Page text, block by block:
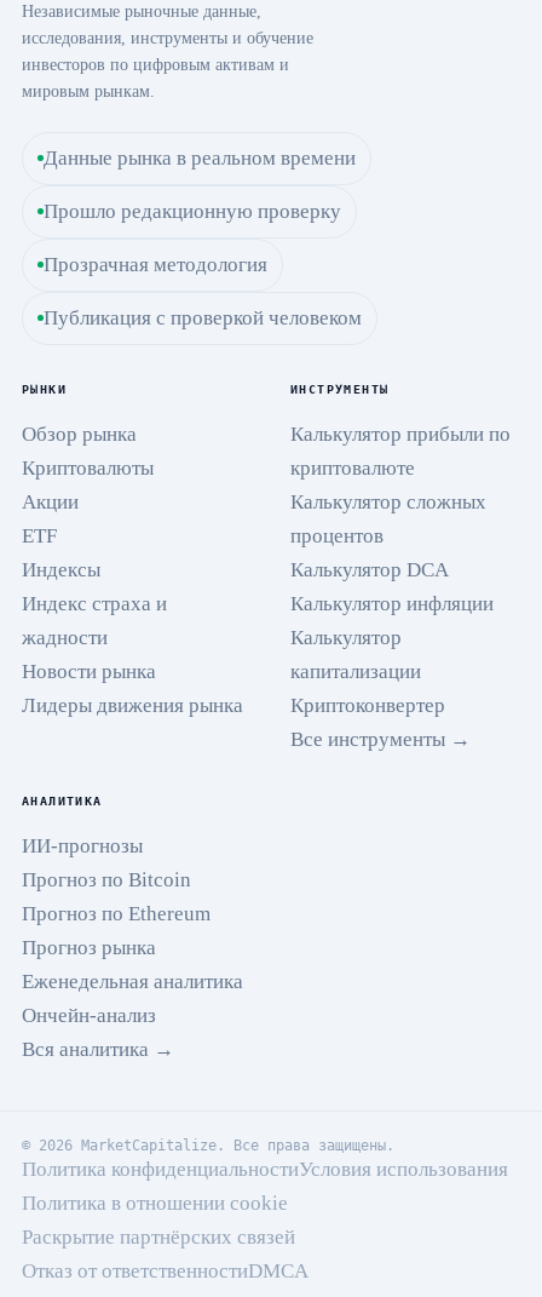
Независимые рыночные данные,
исследования, инструменты и обучение
инвесторов по цифровым активам и
мировым рынкам.
Данные рынка в реальном времени
Прошло редакционную проверку
Прозрачная методология
Публикация с проверкой человеком
РЫНКИ
Обзор рынка
Криптовалюты
Акции
ETF
Индексы
Индекс страха и
жадности
Новости рынка
Лидеры движения рынка
ИНСТРУМЕНТЫ
Калькулятор прибыли по
криптовалюте
Калькулятор сложных
процентов
Калькулятор DCA
Калькулятор инфляции
Калькулятор
капитализации
Криптоконвертер
Все инструменты →
АНАЛИТИКА
ИИ-прогнозы
Прогноз по Bitcoin
Прогноз по Ethereum
Прогноз рынка
Еженедельная аналитика
Ончейн-анализ
Вся аналитика →
© 2026 MarketCapitalize. Все права защищены.
Политика конфиденциальностиУсловия использования
Политика в отношении cookie
Раскрытие партнёрских связей
Отказ от ответственностиDMCA